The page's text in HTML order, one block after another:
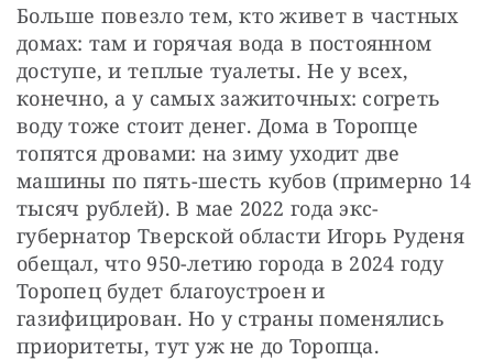
Больше повезло тем, кто живет в частных
домах: там и горячая вода в постоянном
доступе, и теплые туалеты. Не у всех,
конечно, а у самых зажиточных: согреть
воду тоже стоит денег. Дома в Торопце
топятся дровами: на зиму уходит две
машины по пять-шесть кубов (примерно 14
тысяч рублей). В мае 2022 года экс-
губернатор Тверской области Игорь Руденя
обещал, что 950-летию города в 2024 году
Торопец будет благоустроен и
газифицирован. Но у страны поменялись
приоритеты, тут уж не до Торопца.